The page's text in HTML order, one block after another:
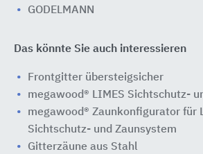
GODELMANN
Das könnte Sie auch interessieren
Frontgitter übersteigsicher
megawood® LIMES Sichtschutz-
megawood® Zaunkonfigurator für
Sichtschutz- und Zaunsystem
Gitterzäune aus Stahl